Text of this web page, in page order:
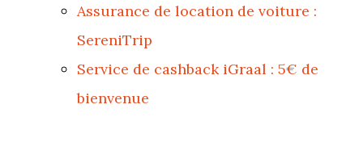
Assurance de location de voiture :
SereniTrip
Service de cashback iGraal : 5€ de
bienvenue